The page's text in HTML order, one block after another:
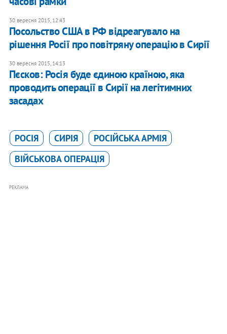
30 вересня 2015, 12:43
​Посольство США в РФ відреагувало на
рішення Росії про повітряну операцію в Сирії
30 вересня 2015, 14:13
Пєсков: Росія буде єдиною країною, яка
проводить операції в Сирії на легітимних
засадах
РОСІЯ СИРІЯ
РОСІЙСЬКА АРМІЯ
ВІЙСЬКОВА ОПЕРАЦІЯ
РЕКЛАМА